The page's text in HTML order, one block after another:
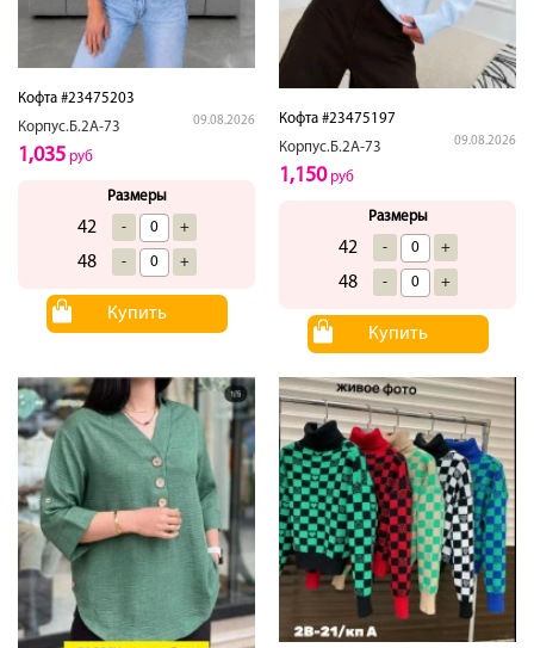
Кофта #23475203
Корпус.Б.2А-73
09.08.2026
1,035 руб
Размеры
42 - +
48 - +
Купить
Кофта #23475197
Корпус.Б.2А-73
09.08.2026
1,150руб
Размеры
42 - +
48 - +
Купить